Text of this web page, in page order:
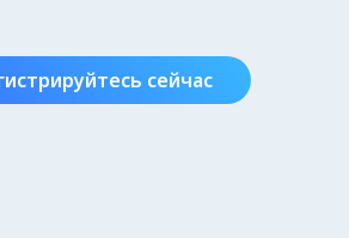
сейчас